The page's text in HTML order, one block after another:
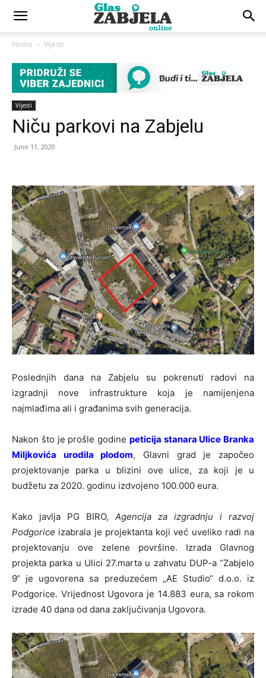
Home Vijesti
Vijesti
Niču parkovi na Zabjelu
June 11, 2020
Poslednjih dana na Zabjelu su pokrenuti radovi na
izgradnji nove infrastrukture koja je namijenjena
najmlađima ali i građanima svih generacija.
Nakon što je prošle godine peticija stanara Ulice Branka
Miljkovića urodila plodom, Glavni grad je započeo
projektovanje parka u blizini ove ulice, za koji je u
budžetu za 2020. godinu izdvojeno 100.000 eura.
Kako javlja PG BIRO, Agencija za izgradnju i razvoj
Podgorice izabrala je projektanta koji već uveliko radi na
projektovanju ove zelene površine. Izrada Glavnog
projekta parka u Ulici 27.marta u zahvatu DUP-a “Zabjelo
9“ je ugovorena sa preduzećem „AE Studio“ d.o.o. iz
Podgorice. Vrijednost Ugovora je 14.883 eura, sa rokom
izrade 40 dana od dana zaključivanja Ugovora.